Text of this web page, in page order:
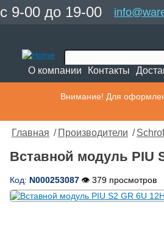
с 9-00 до 19-00
О компании Контакты
Внимание! Для
Главная / Производители /
Вставной модуль PIU
Код: N000253087 👁 379 просмотров